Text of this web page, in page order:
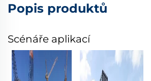
Popis produktů
Scénáře aplikací